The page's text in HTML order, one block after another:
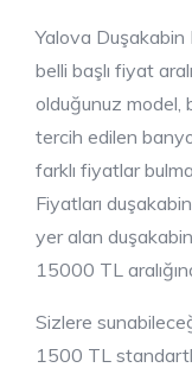
Yalova Duşakabin
belli başlı fiyat
olduğunuz model,
tercih edilen
farklı fiyatlar
Fiyatları
yer alan
15000 TL
Sizlere
1500 TL